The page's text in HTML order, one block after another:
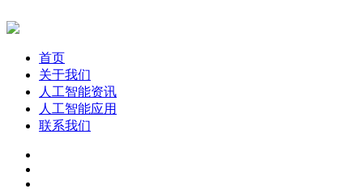
首页
关于我们
人工智能资讯
人工智能应用
联系我们